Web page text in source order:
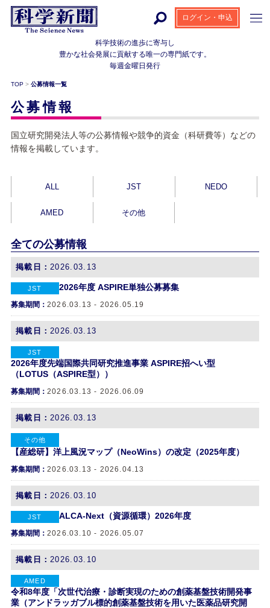
科学技術の進歩に寄与し
豊かな社会発展に貢献する唯一の専門紙です。
毎週金曜日発行
ログイン・申込
TOP > 公募情報一覧
公募情報
国立研究開発法人等の公募情報や競争的資金（科研費等）などの
情報を掲載しています。
ALL JST NEDO
AMED その他
全ての公募情報
掲載日：2026.03.13
JST 2026年度 ASPIRE単独公募募集
募集期間： 2026.03.13 - 2026.05.19
掲載日：2026.03.13
JST
2026年度先端国際共同研究推進事業 ASPIRE招へい型
（LOTUS（ASPIRE型））
募集期間： 2026.03.13 - 2026.06.09
掲載日：2026.03.13
その他
【産総研】洋上風況マップ（NeoWins）の改定（2025年度）
募集期間： 2026.03.13 - 2026.04.13
掲載日：2026.03.10
JST ALCA-Next（資源循環）2026年度
募集期間： 2026.03.10 - 2026.05.07
掲載日：2026.03.10
AMED
令和8年度「次世代治療・診断実現のための創薬基盤技術開発事
業（アンドラッガブル標的創薬基盤技術を用いた医薬品研究開